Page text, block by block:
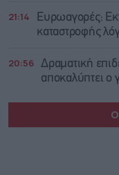
21:14
Ευρωαγορές:
καταστροφής
20:56 Δραματική
αποκαλύπτει ο